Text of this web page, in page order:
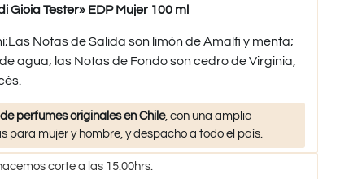
Gioia Tester» EDP Mujer 100 ml
Notas de Salida son limón de Amalfi y menta;
agua; las Notas de Fondo son cedro de Virginia,
perfumes originales en Chile, con una amplia
para mujer y hombre, y despacho a todo el país.
hacemos corte a las 15:00hrs.